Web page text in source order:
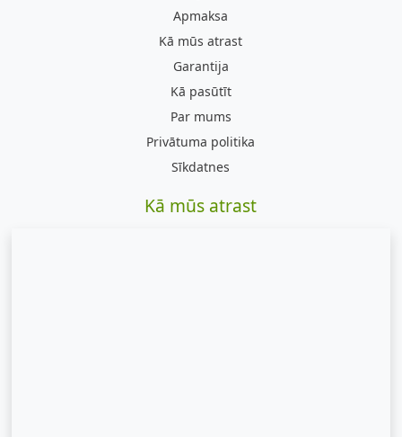
Apmaksa
Kā mūs atrast
Garantija
Kā pasūtīt
Par mums
Privātuma politika
Sīkdatnes
Kā mūs atrast